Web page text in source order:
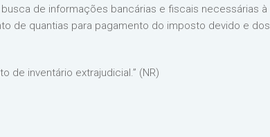
de informações bancárias e fiscais necessárias à
de quantias para pagamento do imposto devido e dos
de inventário extrajudicial.” (NR)